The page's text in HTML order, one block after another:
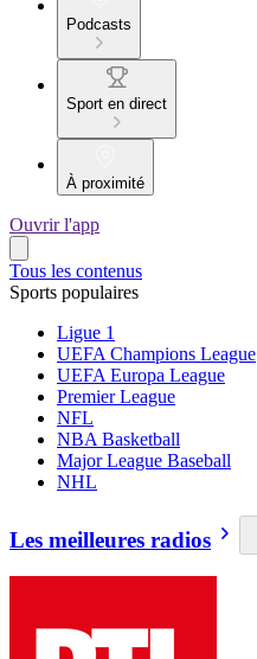
Podcasts
Sport en direct
À proximité
Ouvrir l'app
Tous les contenus
Sports populaires
Ligue 1
UEFA Champions League
UEFA Europa League
Premier League
NFL
NBA Basketball
Major League Baseball
NHL
Les meilleures radios